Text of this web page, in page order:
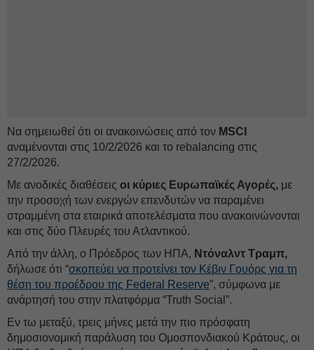
Να σημειωθεί ότι οι ανακοινώσεις από τον MSCI
αναμένονται στις 10/2/2026 και το rebalancing στις
27/2/2026.
Με ανοδικές διαθέσεις οι κύριες Ευρωπαϊκές Αγορές, με
την προσοχή των ενεργών επενδυτών να παραμένει
στραμμένη στα εταιρικά αποτελέσματα που ανακοινώνονται
και στις δύο Πλευρές του Ατλαντικού.
Από την άλλη, ο Πρόεδρος των ΗΠΑ, Ντόναλντ Τραμπ,
δήλωσε ότι “σκοπεύει να προτείνει τον Κέβιν Γουόρς για τη
θέση του προέδρου της Federal Reserve”, σύμφωνα με
ανάρτησή του στην πλατφόρμα “Truth Social”.
Εν τω μεταξύ, τρεις μήνες μετά την πιο πρόσφατη
δημοσιονομική παράλυση του Ομοσπονδιακού Κράτους, οι